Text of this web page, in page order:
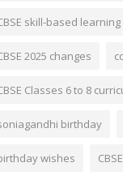
skill-based learning
2025 changes
Classes 6 to 8
birthday
wishes